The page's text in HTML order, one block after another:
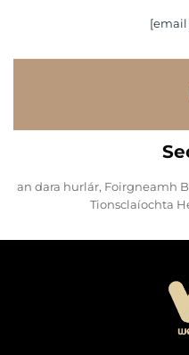
an dara hurlár, Foirgneamh
Tionsclaíochta